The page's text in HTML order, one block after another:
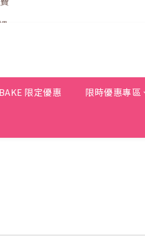
期並非工作天)
限定優惠 限時優惠專區